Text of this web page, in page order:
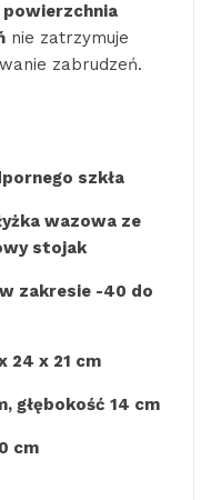
powierzchnia
nie zatrzymuje
zabrudzeń.
szkła
wazowa ze
stojak
zakresie -40 do
24 x 21 cm
głębokość 14 cm
cm